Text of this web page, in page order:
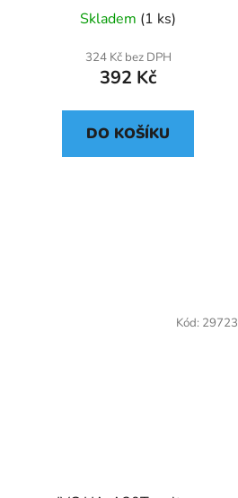
Skladem (1 ks)
324 Kč bez DPH
392 Kč
DO KOŠÍKU
Kód: 29723